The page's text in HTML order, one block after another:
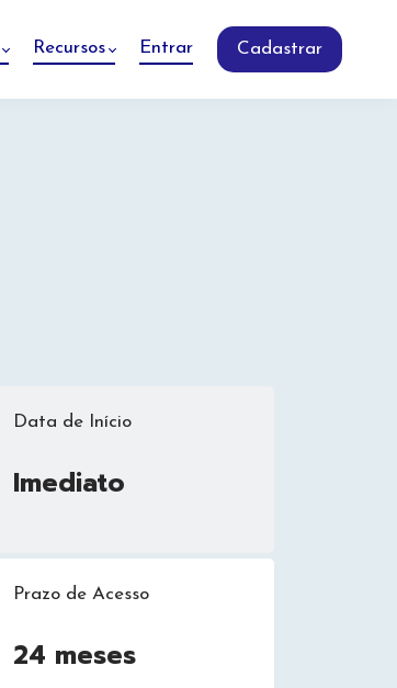
Recursos Entrar Cadastrar
Data de Início
Imediato
Prazo de Acesso
24 meses